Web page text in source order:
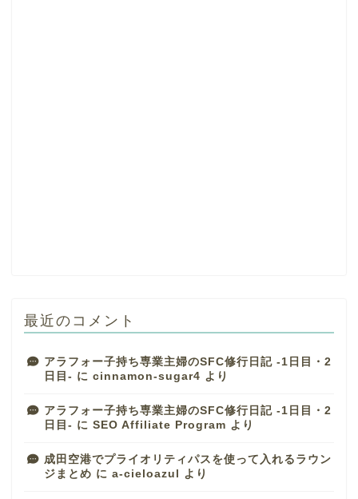
最近のコメント
アラフォー子持ち専業主婦のSFC修行日記 -1日目・2
日目- に cinnamon-sugar4 より
アラフォー子持ち専業主婦のSFC修行日記 -1日目・2
日目- に SEO Affiliate Program より
成田空港でプライオリティパスを使って入れるラウン
ジまとめ に a-cieloazul より